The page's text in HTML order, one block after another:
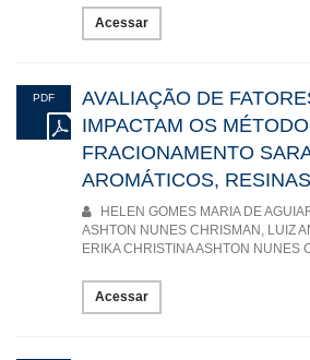
Acessar
PDF
AVALIAÇÃO DE
IMPACTAM OS
FRACIONAMENTO
AROMÁTICOS,
HELEN GOMES MARIA DE
ASHTON NUNES CHRISMAN, LUIZ
ERIKA CHRISTINA ASHTON NUNES
Acessar